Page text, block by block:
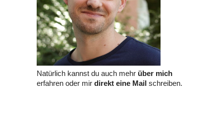
Natürlich kannst du auch mehr über mich
erfahren oder mir direkt eine Mailschreiben.